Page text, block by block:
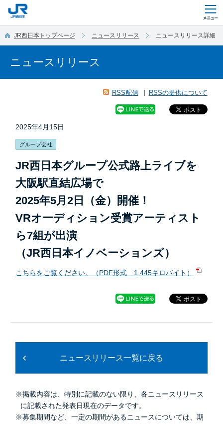
JR西日本トップページ ニュースリリース ニュースリリース詳細
ニュースリリース
RSS配信 RSSの提供について
2025年4月15日
グループ会社
JR西日本グループ公式路上ライブを
大阪駅直結広場で
2025年5月2日（金）開催！
VRオーディション受賞アーティスト
ら7組が出演
（JR西日本イノベーションズ）
こちらをご覧ください。（PDF形式 1,445キロバイト）
ニュースリリース一覧に戻る
※掲載内容は、特別に記載のない限り、各ニュースリリース
に記載された発表日現在のデータです。
※募集期間など、一定の期間があるニュースについては、期